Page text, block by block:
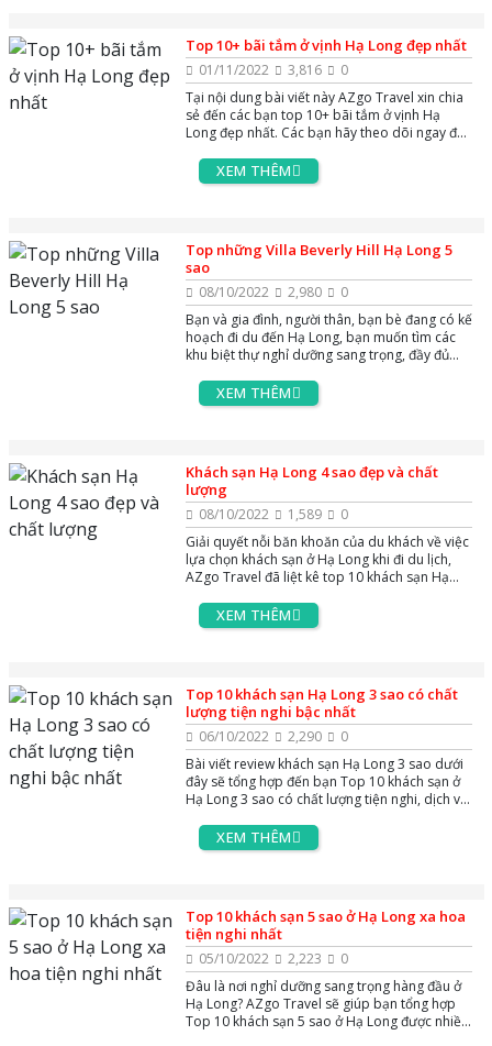
Top 10+ bãi tắm ở vịnh Hạ Long đẹp nhất
01/11/2022 3,816
0
Tại nội dung bài viết này AZgo Travel xin chia
sẻ đến các bạn top 10+ bãi tắm ở vịnh Hạ
Long đẹp nhất. Các bạn hãy theo dõi ngay để
XEM THÊM
Top những Villa Beverly Hill Hạ Long 5
sao
08/10/2022 2,980
0
Bạn và gia đình, người thân, bạn bè đang có kế
hoạch đi du đến Hạ Long, bạn muốn tìm các
khu biệt thự nghỉ dưỡng sang trọng, đầy đủ
thông tin và booking ngay những Villa Beverly
Hills Hạ Long từ 6 đến 10 phỏng ngủ - khu nghỉ
Long Quảng Ninh.
XEM THÊM
Khách sạn Hạ Long 4 sao đẹp và chất
lượng
08/10/2022 1,589
0
Giải quyết nỗi băn khoăn của du khách về việc
lựa chọn khách sạn ở Hạ Long khi đi du lịch,
AZgo Travel đã liệt kê top 10 khách sạn Hạ
2022. Tham khảo ngay bài viết dưới đây để dễ
dàng lựa chọn khách sạn chất lượng cho
XEM THÊM
Top 10 khách sạn Hạ Long 3 sao có chất
lượng tiện nghi bậc nhất
06/10/2022 2,290
0
Bài viết review khách sạn Hạ Long 3 sao dưới
đây sẽ tổng hợp đến bạn Top 10 khách sạn ở
Hạ Long 3 sao có chất lượng tiện nghi, dịch vụ
Cháy.XEM THÊM
Top 10 khách sạn 5 sao ở Hạ Long xa hoa
tiện nghi nhất
05/10/2022 2,223
0
Đâu là nơi nghỉ dưỡng sang trọng hàng đầu ở
Hạ Long? AZgo Travel sẽ giúp bạn tổng hợp
Top 10 khách sạn 5 sao ở Hạ Long được nhiều